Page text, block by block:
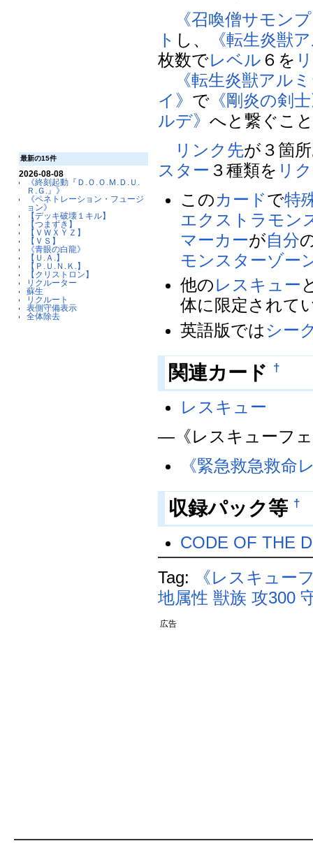
最新の15件
2026-08-08
《終刻起動『Ｄ.Ｏ.Ｏ.Ｍ.Ｄ.Ｕ.
Ｒ.Ｇ.』》
《ペネトレーション・フュージ
ョン》
【デッキ破壊１キル】
【つまずき】
【ＶＷＸＹＺ】
【ＶＳ】
《青眼の白龍》
【Ｕ.Ａ.】
【Ｐ.Ｕ.Ｎ.Ｋ.】
【クリストロン】
リクルーター
蘇生
リクルート
表側守備表示
全体除去
《召喚僧サモン
ト し、
《転生炎獣
枚数でレベル ６を
《転生炎獣アル
イ》 で 《剛炎の剣
ルデ》へと繋ぐこ
リンク先が３箇
スター ３種類を リ
このカードで特
エクストラモン
マーカーが自分
モンスターゾー
他のレスキュー
体に限定されて
英語版ではシー
関連カード †
レスキュー
―《レスキューフ
《緊急救急救命
収録パック等 †
CODE OF THE
Tag:
《レスキュー
地属性 獣族 攻300
広告